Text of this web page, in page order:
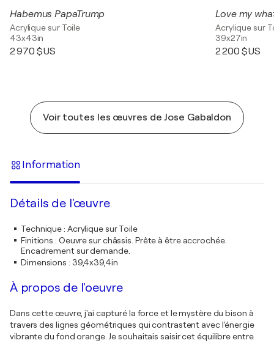
Habemus PapaTrump
Acrylique sur Toile
43x43in
2 970 $US
Love my
Acrylique sur
39x27in
2 200 $US
Voir toutes les œuvres de Jose Gabaldon
Information
Détails de l'œuvre
Technique: Acrylique sur Toile
Finitions : Oeuvre sur châssis. Prête à être accrochée.
Encadrement sur demande.
Dimensions : 39,4x39,4in
À propos de l'oeuvre
Dans cette œuvre, j'ai capturé la force et le mystère du bison à
travers des lignes géométriques qui contrastent avec l'énergie
vibrante du fond orange. Je souhaitais saisir cet équilibre entre